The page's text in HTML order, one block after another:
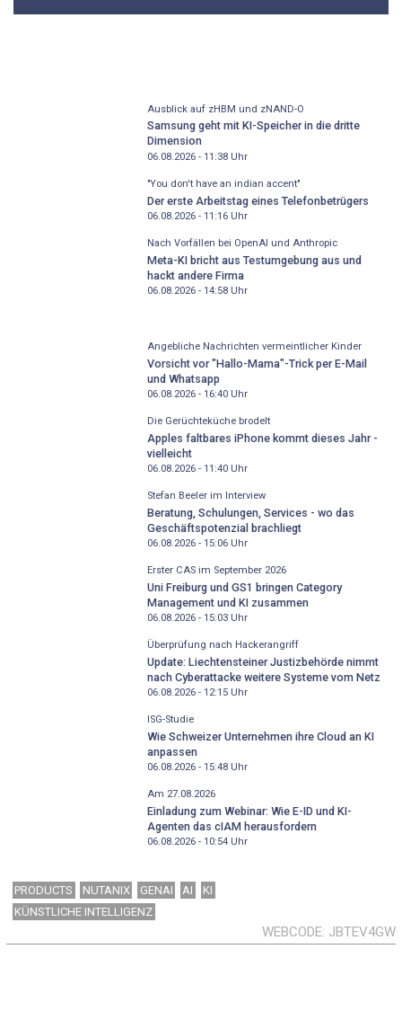
Ausblick auf zHBM und zNAND-O
Samsung geht mit KI-Speicher in die dritte
Dimension
06.08.2026 - 11:38Uhr
"You don't have an indian accent"
Der erste Arbeitstag eines Telefonbetrügers
06.08.2026 - 11:16Uhr
Nach Vorfällen bei OpenAI und Anthropic
Meta-KI bricht aus Testumgebung aus und
hackt andere Firma
06.08.2026 - 14:58Uhr
Angebliche Nachrichten vermeintlicher Kinder
Vorsicht vor "Hallo-Mama"-Trick per E-Mail
und Whatsapp
06.08.2026 - 16:40Uhr
Die Gerüchteküche brodelt
Apples faltbares iPhone kommt dieses Jahr -
vielleicht
06.08.2026 - 11:40Uhr
Stefan Beeler im Interview
Beratung, Schulungen, Services - wo das
Geschäftspotenzial brachliegt
06.08.2026 - 15:06Uhr
Erster CAS im September 2026
Uni Freiburg und GS1 bringen Category
Management und KI zusammen
06.08.2026 - 15:03Uhr
Überprüfung nach Hackerangriff
Update: Liechtensteiner Justizbehörde nimmt
nach Cyberattacke weitere Systeme vom Netz
06.08.2026 - 12:15Uhr
ISG-Studie
Wie Schweizer Unternehmen ihre Cloud an KI
anpassen
06.08.2026 - 15:48Uhr
Am 27.08.2026
Einladung zum Webinar: Wie E-ID und KI-
Agenten das cIAM herausfordern
06.08.2026 - 10:54Uhr
PRODUCTS NUTANIX GENAI AI
KI
KÜNSTLICHE INTELLIGENZ
WEBCODE JBTEV4GW